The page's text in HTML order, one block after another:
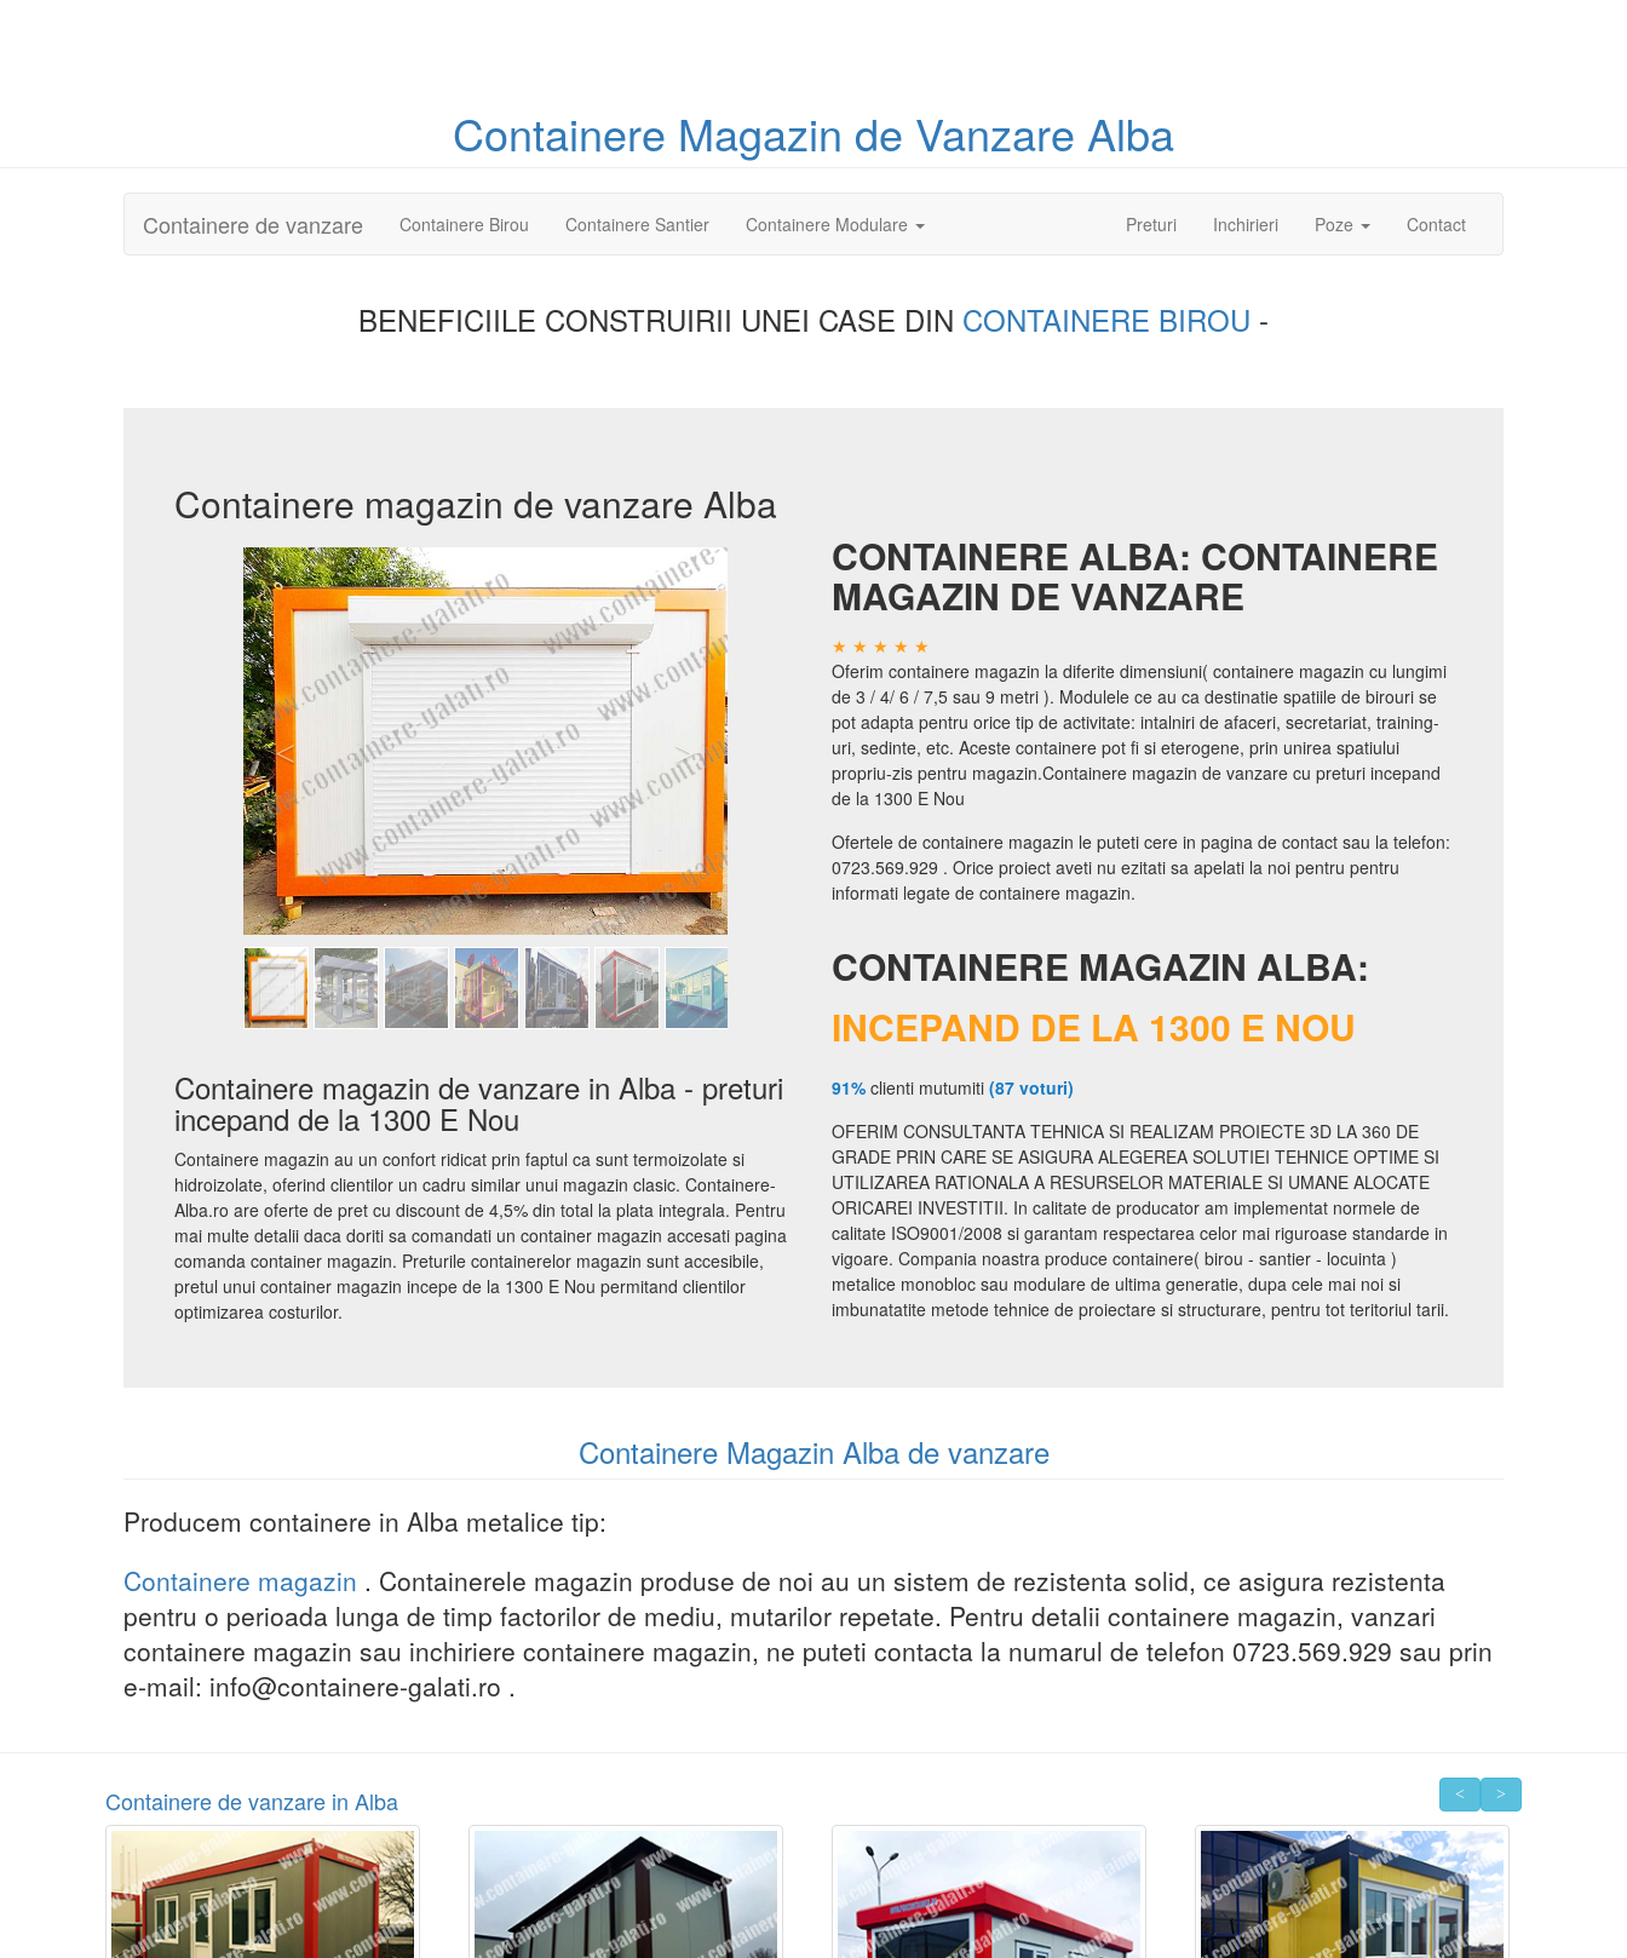
Containere Magazin de Vanzare Alba
Containere de vanzare Containere Birou Containere Santier Containere Modulare Preturi(current)Inchirieri Poze Contact
BENEFICIILE CONSTRUIRII UNEI CASE DIN CONTAINERE BIROU -
Containere magazin de vanzare Alba
Containere magazin de vanzare in Alba - preturi
incepand de la 1300 E Nou
Containere magazin au un confort ridicat prin faptul ca sunt termoizolate si
hidroizolate, oferind clientilor un cadru similar unui magazin clasic. Containere-
Alba.ro are oferte de pret cu discount de 4,5% din total la plata integrala. Pentru
mai multe detalii daca doriti sa comandati un container magazin accesati pagina
comanda container magazin. Preturile containerelor magazin sunt accesibile,
pretul unui container magazin incepe de la 1300 E Nou permitand clientilor
optimizarea costurilor.
CONTAINERE ALBA: CONTAINERE
MAGAZIN DE VANZARE
Oferim containere magazin la diferite dimensiuni( containere magazin cu lungimi
de 3 / 4/ 6 / 7,5 sau 9 metri ). Modulele ce au ca destinatie spatiile de birouri se
pot adapta pentru orice tip de activitate: intalniri de afaceri, secretariat, training-
uri, sedinte, etc. Aceste containere pot fi si eterogene, prin unirea spatiului
propriu-zis pentru magazin.Containere magazin de vanzare cu preturi incepand
de la 1300 E Nou
Ofertele de containere magazin le puteti cere in pagina de contact sau la telefon:
0723.569.929 . Orice proiect aveti nu ezitati sa apelati la noi pentru pentru
informati legate de containere magazin.
CONTAINERE MAGAZIN ALBA:
INCEPAND DE LA 1300 E NOU
91% clienti mutumiti (87 voturi)
OFERIM CONSULTANTA TEHNICA SI REALIZAM PROIECTE 3D LA 360 DE
GRADE PRIN CARE SE ASIGURA ALEGEREA SOLUTIEI TEHNICE OPTIME SI
UTILIZAREA RATIONALA A RESURSELOR MATERIALE SI UMANE ALOCATE
ORICAREI INVESTITII. In calitate de producator am implementat normele de
calitate ISO9001/2008 si garantam respectarea celor mai riguroase standarde in
vigoare. Compania noastra produce containere( birou - santier - locuinta )
metalice monobloc sau modulare de ultima generatie, dupa cele mai noi si
imbunatatite metode tehnice de proiectare si structurare, pentru tot teritoriul tarii.
Containere Magazin Alba de vanzare
Producem containere in Alba metalice tip:
Containere magazin . Containerele magazin produse de noi au un sistem de rezistenta solid, ce asigura rezistenta
pentru o perioada lunga de timp factorilor de mediu, mutarilor repetate. Pentru detalii containere magazin, vanzari
containere magazin sau inchiriere containere magazin, ne puteti contacta la numarul de telefon 0723.569.929 sau prin
e-mail: info@containere-galati.ro .
Containere de vanzare in Alba